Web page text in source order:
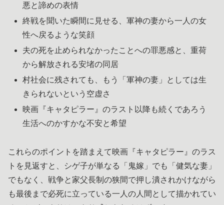
悪と諦めの表情
終戦を聞いた瞬間に見せる、軍神の妻から一人の女
性へ戻るような笑顔
夫の死を止められなかったことへの罪悪感と、重荷
から解放される安堵の同居
村社会に残されても、もう「軍神の妻」としては生
きられないという空虚さ
映画『キャタピラー』のラスト以降も続くであろう
生活へのかすかな不安と希望
これらのポイントを踏まえて映画『キャタピラー』のラス
トを見返すと、シゲ子が単なる「鬼嫁」でも「健気な妻」
でもなく、戦争と家父長制の狭間で押し潰されかけながら
も最後まで必死に立っている一人の人間として描かれてい